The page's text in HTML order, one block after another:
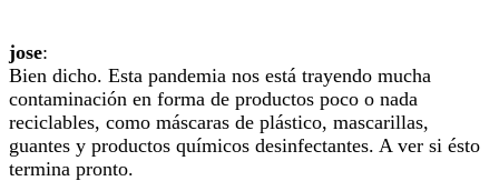
jose:
Bien dicho. Esta pandemia nos está trayendo mucha
contaminación en forma de productos poco o nada
reciclables, como máscaras de plástico, mascarillas,
guantes y productos químicos desinfectantes. A ver si ésto
termina pronto.